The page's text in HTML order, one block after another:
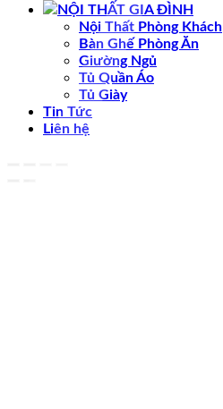
NỘI THẤT GIA ĐÌNH
Nội Thất Phòng Khách
Bàn Ghế Phòng Ăn
Giường Ngủ
Tủ Quần Áo
Tủ Giày
Tin Tức
Liên hệ